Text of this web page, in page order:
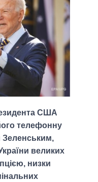
США
телефонну
великих
низки